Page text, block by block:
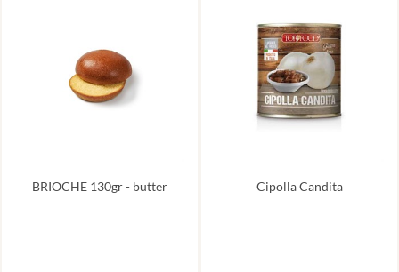
BRIOCHE 130gr - butter Cipolla Candita